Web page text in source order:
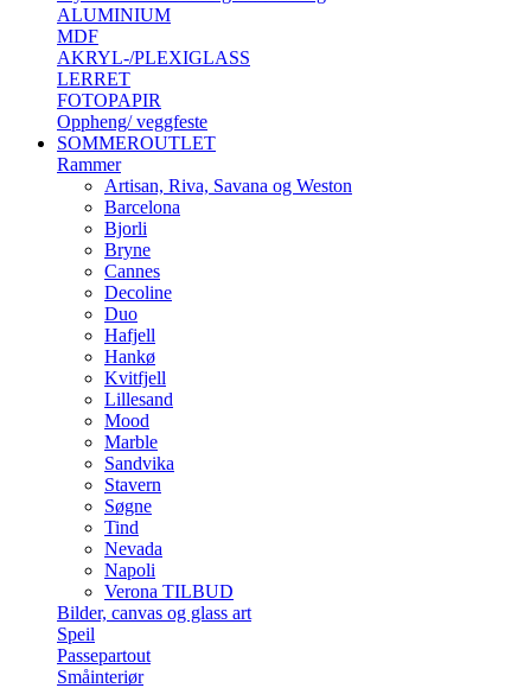
ALUMINIUM
MDF
AKRYL-/PLEXIGLASS
LERRET
FOTOPAPIR
Oppheng/ veggfeste
SOMMEROUTLET
Rammer
Artisan, Riva, Savana og Weston
Barcelona
Bjorli
Bryne
Cannes
Decoline
Duo
Hafjell
Hankø
Kvitfjell
Lillesand
Mood
Marble
Sandvika
Stavern
Søgne
Tind
Nevada
Napoli
Verona TILBUD
Bilder, canvas og glass art
Speil
Passepartout
Småinteriør